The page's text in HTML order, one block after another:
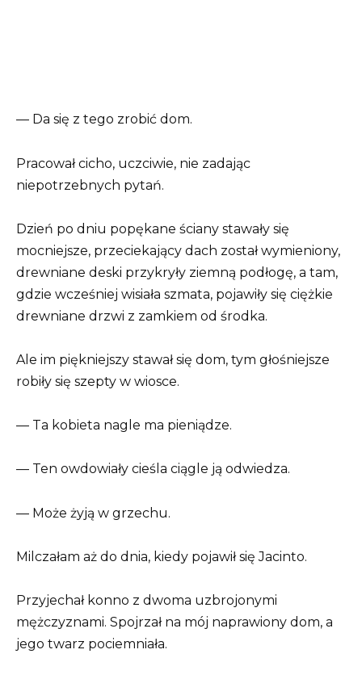
— Da się z tego zrobić dom.
Pracował cicho, uczciwie, nie zadając
niepotrzebnych pytań.
Dzień po dniu popękane ściany stawały się
mocniejsze, przeciekający dach został wymieniony,
drewniane deski przykryły ziemną podłogę, a tam,
gdzie wcześniej wisiała szmata, pojawiły się ciężkie
drewniane drzwi z zamkiem od środka.
Ale im piękniejszy stawał się dom, tym głośniejsze
robiły się szepty w wiosce.
— Ta kobieta nagle ma pieniądze.
— Ten owdowiały cieśla ciągle ją odwiedza.
— Może żyją w grzechu.
Milczałam aż do dnia, kiedy pojawił się Jacinto.
Przyjechał konno z dwoma uzbrojonymi
mężczyznami. Spojrzał na mój naprawiony dom, a
jego twarz pociemniała.